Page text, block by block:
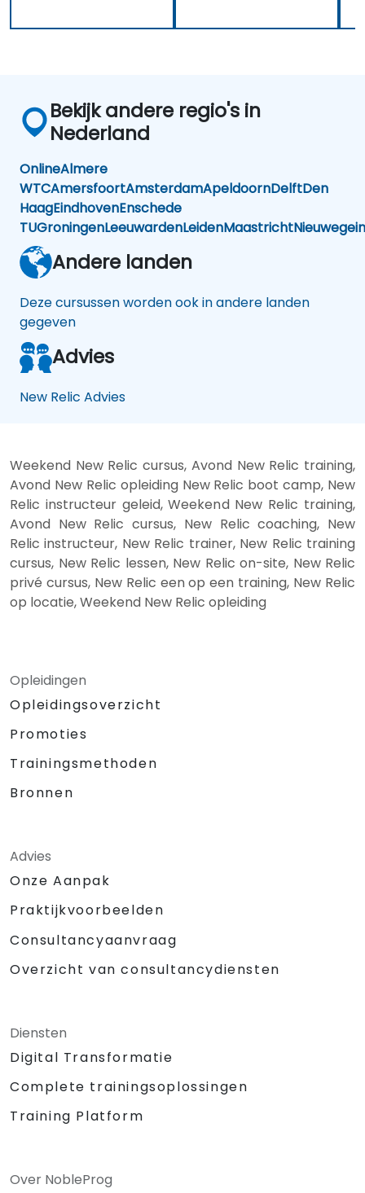
Bekijk andere regio's in
Nederland
OnlineAlmere
WTCAmersfoortAmsterdamApeldoornDelftDen
HaagEindhovenEnschede
TUGroningenLeeuwardenLeidenMaastrichtNieuwegein
Andere landen
Deze cursussen worden ook in andere landen
gegeven
Advies
New Relic Advies
Weekend New Relic cursus, Avond New Relic training,
Avond New Relic opleiding New Relic boot camp, New
Relic instructeur geleid, Weekend New Relic training,
Avond New Relic cursus, New Relic coaching, New
Relic instructeur, New Relic trainer, New Relic training
cursus, New Relic lessen, New Relic on-site, New Relic
privé cursus, New Relic een op een training, New Relic
op locatie, Weekend New Relic opleiding
Opleidingen
Opleidingsoverzicht
Promoties
Trainingsmethoden
Bronnen
Advies
Onze Aanpak
Praktijkvoorbeelden
Consultancyaanvraag
Overzicht van consultancydiensten
Diensten
Digital Transformatie
Complete trainingsoplossingen
Training Platform
Over NobleProg